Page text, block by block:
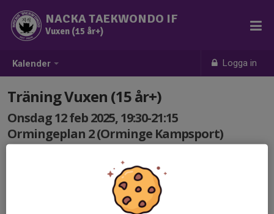
Kalender Logga in
NACKA TAEKWONDO IF
Vuxen (15 år+)
Träning Vuxen (15 år+)
Onsdag 12 feb 2025, 19:30-21:15
Ormingeplan 2 (Orminge Kampsport)